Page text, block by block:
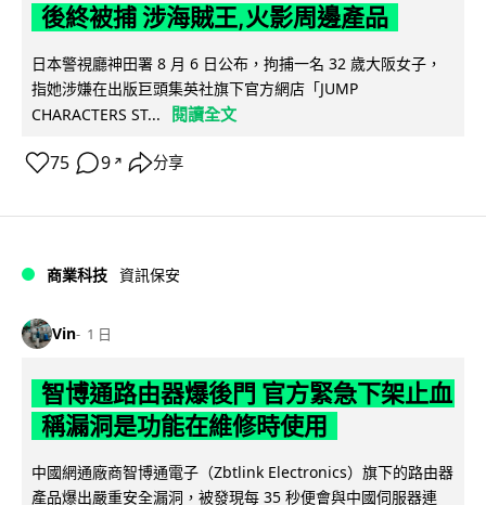
後終被捕 涉海賊王,火影周邊產品
日本警視廳神田署 8 月 6 日公布，拘捕一名 32 歲大阪女子，
指她涉嫌在出版巨頭集英社旗下官方網店「JUMP
CHARACTERS ST...
閱讀全文
75 9 ↗ 分享
商業科技 資訊保安
Vin 1 日
智博通路由器爆後門 官方緊急下架止血
稱漏洞是功能在維修時使用
中國網通廠商智博通電子（Zbtlink Electronics）旗下的路由器
產品爆出嚴重安全漏洞，被發現每 35 秒便會與中國伺服器連